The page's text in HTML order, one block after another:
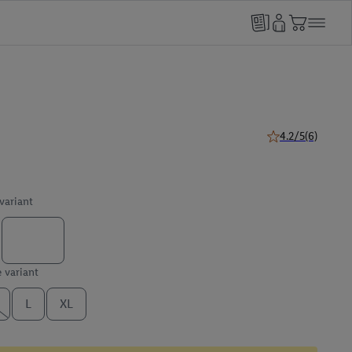
4.2/5(6)
variant
L XL